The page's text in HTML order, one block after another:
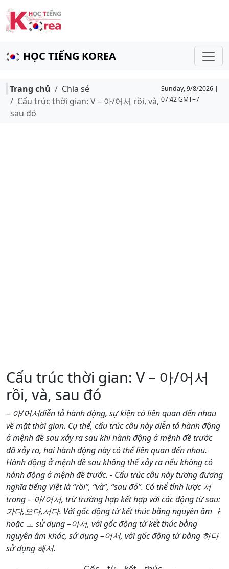
HỌC TIẾNG KOREA
Trang chủ
Chia sẻ
Cấu trúc thời gian: V – 아/어서 rồi, và,
sau đó
Sunday, 9/8/2026 |
07:42 GMT+7
Cấu trúc thời gian: V – 아/어서
rồi, và, sau đó
– 아/어서diễn tả hành động, sự kiện có liên quan đến nhau
về mặt thời gian. Cụ thể, cấu trúc câu này diễn tả hành động
ở mệnh đề sau xảy ra sau khi hành động ở mệnh đề trước
đã xảy ra, hai hành động này có thể liên quan đến nhau.
Hành động ở mệnh đề sau không thể xảy ra nếu không có
hành động ở mệnh đề trước. - Cấu trúc câu này tương đương
nghĩa tiếng Việt là “rồi”, “và”, “sau đó”. Có thể tỉnh lược 서
trong – 아/어서, trừ trường hợp kết hợp với các động từ sau:
가다,오다,서다. Với gốc động từ kết thúc bằng nguyên âm ㅏ
hoặc ㅗ sử dụng –아서, với gốc động từ kết thúc bằng
nguyên âm khác, sử dụng –어서, với gốc động từ bằng 하다
sử dụng 해서.